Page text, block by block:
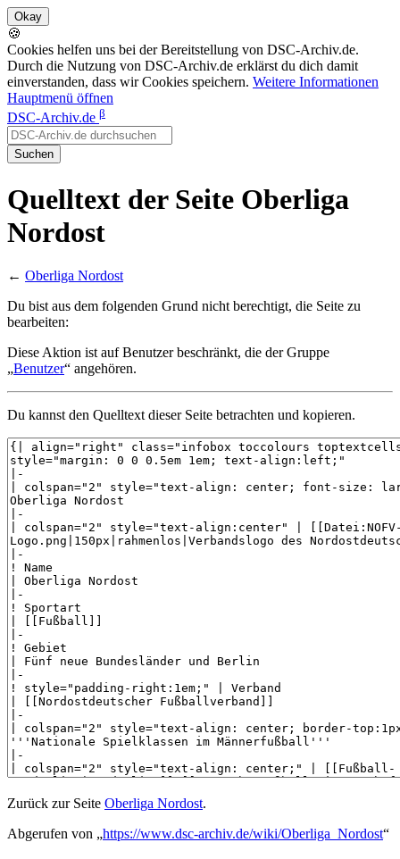
🍪
Cookies helfen uns bei der Bereitstellung von DSC-Archiv.de.
Durch die Nutzung von DSC-Archiv.de erklärst du dich damit
einverstanden, dass wir Cookies speichern. Weitere Informationen
Hauptmenü öffnen
DSC-Archiv.de β
Suchen
Quelltext der Seite Oberliga
Nordost
← Oberliga Nordost
Du bist aus dem folgenden Grund nicht berechtigt, die Seite zu
bearbeiten:
Diese Aktion ist auf Benutzer beschränkt, die der Gruppe
„Benutzer“ angehören.
Du kannst den Quelltext dieser Seite betrachten und kopieren.
Zurück zur Seite Oberliga Nordost.
Abgerufen von „https://www.dsc-archiv.de/wiki/Oberliga_Nordost“